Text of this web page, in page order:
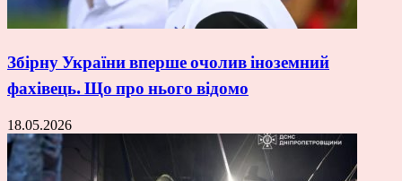
Збірну України вперше очолив іноземний
фахівець. Що про нього відомо
18.05.2026